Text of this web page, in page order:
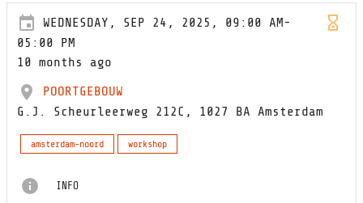
WEDNESDAY, SEP 24, 2025, 09:00 AM-
05:00 PM
10 months ago
POORTGEBOUW
G.J. Scheurleerweg 212C, 1027 BA Amsterdam
amsterdam-noord workshop
INFO